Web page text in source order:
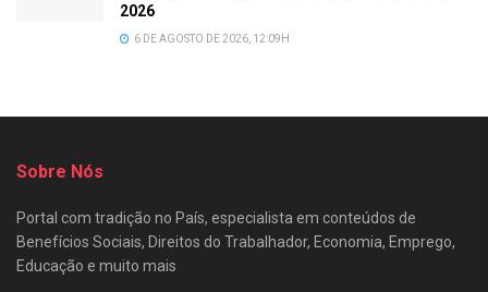
2026
6 DE AGOSTO DE 2026, 12:09H
Sobre Nós
Portal com tradição no País, especialista em conteúdos de
Benefícios Sociais, Direitos do Trabalhador, Economia, Emprego,
Educação e muito mais